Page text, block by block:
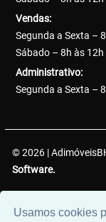
Usamos cookies
Vendas:
Segunda a Sexta –
Sábado – 8h às 12h
Administrativo:
Segunda a Sexta –
© 2026 |
Software.
38.737.425/0001-50